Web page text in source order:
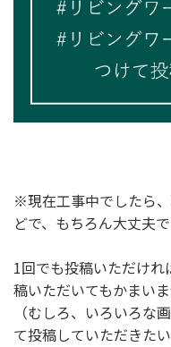
※現在工事中でしたら
どで、もちろん大丈夫で
1回でも投稿いただけ
稿いただいてもかまいま
（むしろ、いろいろな
て投稿していただきた